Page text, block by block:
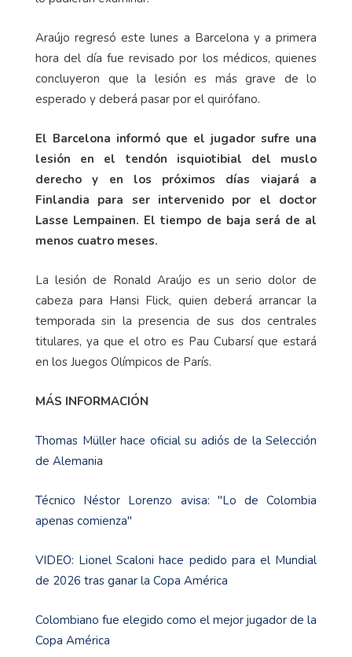
Araújo regresó este lunes a Barcelona y a primera
hora del día fue revisado por los médicos, quienes
concluyeron que la lesión es más grave de lo
esperado y deberá pasar por el quirófano.
El Barcelona informó que el jugador sufre una
lesión en el tendón isquiotibial del muslo
derecho y en los próximos días viajará a
Finlandia para ser intervenido por el doctor
Lasse Lempainen. El tiempo de baja será de al
menos cuatro meses.
La lesión de Ronald Araújo es un serio dolor de
cabeza para Hansi Flick, quien deberá arrancar la
temporada sin la presencia de sus dos centrales
titulares, ya que el otro es Pau Cubarsí que estará
en los Juegos Olímpicos de París.
MÁS INFORMACIÓN
Thomas Müller hace oficial su adiós de la Selección
de Alemania
Técnico Néstor Lorenzo avisa: "Lo de Colombia
apenas comienza"
VIDEO: Lionel Scaloni hace pedido para el Mundial
de 2026 tras ganar la Copa América
Colombiano fue elegido como el mejor jugador de la
Copa América